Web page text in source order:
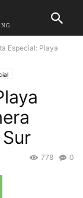
Especial: Playa
0
778